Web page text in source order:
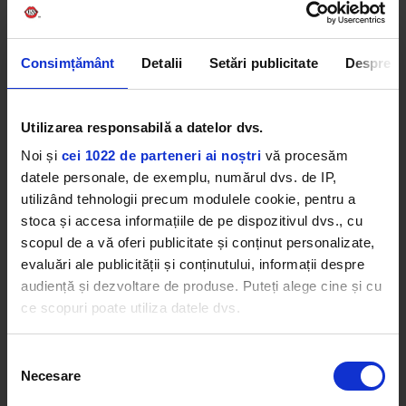
Consimțământ Detalii Setări publicitate Despre
Utilizarea responsabilă a datelor dvs.
Noi și cei 1022 de parteneri ai noștri vă procesăm
datele personale, de exemplu, numărul dvs. de IP,
utilizând tehnologii precum modulele cookie, pentru a
stoca și accesa informațiile de pe dispozitivul dvs., cu
scopul de a vă oferi publicitate și conținut personalizate,
evaluări ale publicității și conținutului, informații despre
audiență și dezvoltare de produse. Puteți alege cine și cu
ce scopuri poate utiliza datele dvs.
Să colectăm informațiile cu privire la locația dvs.
consimțământului
Necesare
Au început și pregătirile pentru nuntă, alături de
expertul Jeffrey Best. „Ne-am dorit un eveniment
micuț, alături de prieteni și familie. Ne-am dorit
diferite tonuri de roz”, a spus Britney
celor de la
. Întreg spațiul a părut rupt din basme și nu